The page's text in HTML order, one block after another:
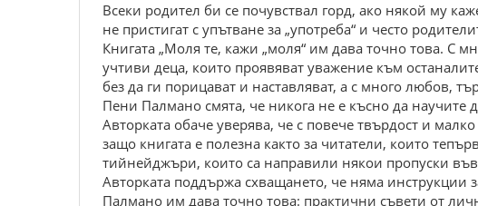
Всеки родител би се почувствал горд, ако някой му
не пристигат с упътване за „употреба“ и често
Книгата „Моля те, кажи „моля“ им дава точно това. С
учтиви деца, които проявяват уважение към
без да ги порицават и наставляват, а с много любов,
Пени Палмано смята, че никога не е късно да научите
Авторката обаче уверява, че с повече твърдост и
защо книгата е полезна както за читатели, които
тийнейджъри, които са направили някои пропуски
Авторката поддържа схващането, че няма инструкции
Палмано им дава точно това: практични съвети от